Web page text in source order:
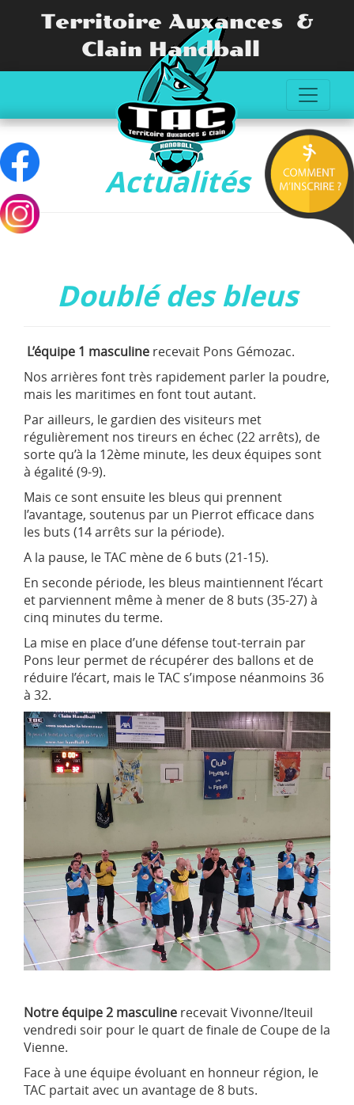
Territoire Auxances &
Clain Handball
Actualités
Doublé des bleus
L’équipe 1 masculine recevait Pons Gémozac.
Nos arrières font très rapidement parler la poudre,
mais les maritimes en font tout autant.
Par ailleurs, le gardien des visiteurs met
régulièrement nos tireurs en échec (22 arrêts), de
sorte qu’à la 12ème minute, les deux équipes sont
à égalité (9-9).
Mais ce sont ensuite les bleus qui prennent
l’avantage, soutenus par un Pierrot efficace dans
les buts (14 arrêts sur la période).
A la pause, le TAC mène de 6 buts (21-15).
En seconde période, les bleus maintiennent l’écart
et parviennent même à mener de 8 buts (35-27) à
cinq minutes du terme.
La mise en place d’une défense tout-terrain par
Pons leur permet de récupérer des ballons et de
réduire l’écart, mais le TAC s’impose néanmoins 36
à 32.
Notre équipe 2 masculine recevait Vivonne/Iteuil
vendredi soir pour le quart de finale de Coupe de la
Vienne.
Face à une équipe évoluant en honneur région, le
TAC partait avec un avantage de 8 buts.